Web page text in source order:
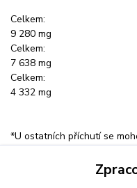
Celkem:
9 280 mg
Celkem:
7 638 mg
Celkem:
4 332 mg
*U ostatních příchutí se
Ananas-mango:
proteinový izolát,